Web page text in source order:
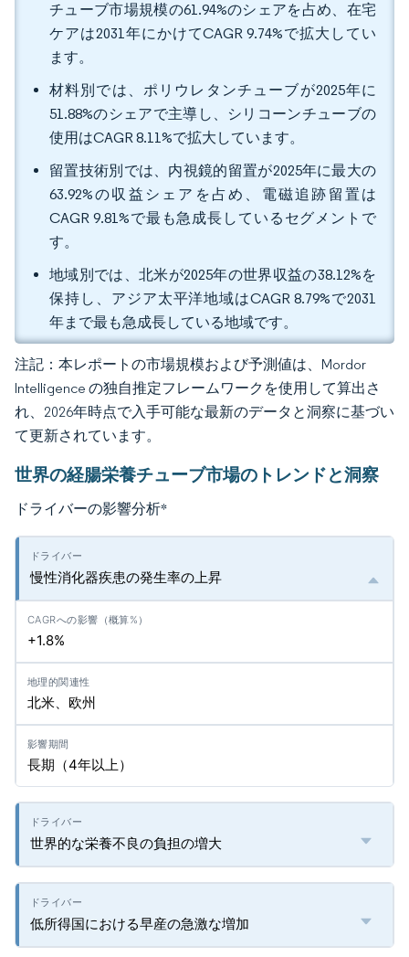
チューブ市場規模の61.94%のシェアを占め、在宅
ケアは2031年にかけてCAGR 9.74%で拡大してい
ます。
材料別では、ポリウレタンチューブが2025年に
51.88%のシェアで主導し、シリコーンチューブの
使用はCAGR 8.11%で拡大しています。
留置技術別では、内視鏡的留置が2025年に最大の
63.92%の収益シェアを占め、電磁追跡留置は
CAGR 9.81%で最も急成長しているセグメントで
す。
地域別では、北米が2025年の世界収益の38.12%を
保持し、アジア太平洋地域はCAGR 8.79%で2031
年まで最も急成長している地域です。
注記：本レポートの市場規模および予測値は、Mordor
Intelligence の独自推定フレームワークを使用して算出さ
れ、2026年時点で入手可能な最新のデータと洞察に基づい
て更新されています。
世界の経腸栄養チューブ市場のトレンドと洞察
ドライバーの影響分析*
慢性消化器疾患の発生率の上昇
+1.8%
北米、欧州
長期（4年以上）
世界的な栄養不良の負担の増大
低所得国における早産の急激な増加